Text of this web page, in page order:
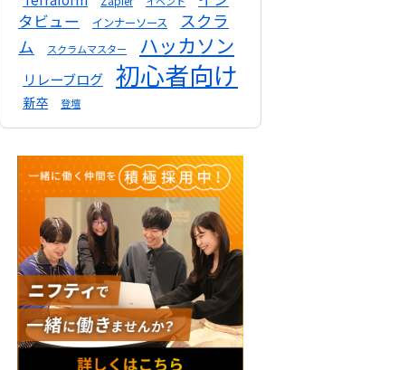
タビュー
インナーソース
スクラ
ム
スクラムマスター ハッカソン
リレーブログ 初心者向け
新卒 登壇